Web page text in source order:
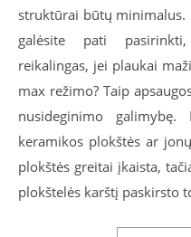
struktūrai būtų minimalus.
galėsite pati
reikalingas, jei plaukai
max režimo? Taip
nusideginimo galimybę.
keramikos plokštės ar
plokštės greitai įkaista,
plokštelės karštį paskirsto